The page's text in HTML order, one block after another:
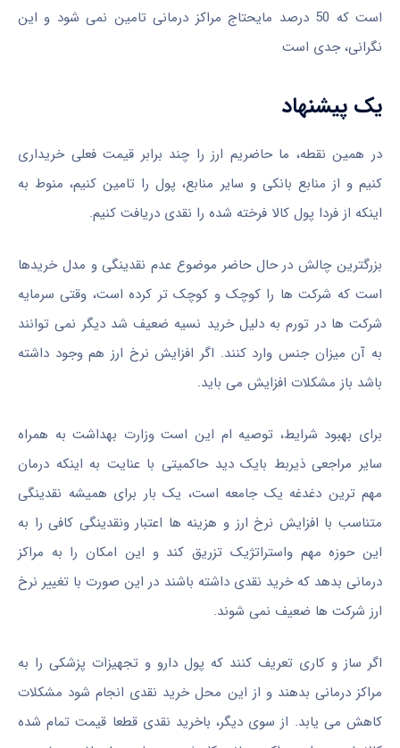
است که 50 درصد مایحتاج مراکز درمانی تامین نمی شود و این
نگرانی، جدی است
یک پیشنهاد
در همین نقطه، ما حاضریم ارز را چند برابر قیمت فعلی خریداری
کنیم و از منابع بانکی و سایر منابع، پول را تامین کنیم، منوط به
اینکه از فردا پول کالا فرخته شده را نقدی دریافت کنیم.
بزرگترین چالش در حال حاضر موضوع عدم نقدینگی و مدل خریدها
است که شرکت ها را کوچک و کوچک تر کرده است، وقتی سرمایه
شرکت ها در تورم به دلیل خرید نسیه ضعیف شد دیگر نمی توانند
به آن میزان جنس وارد کنند. اگر افزایش نرخ ارز هم وجود داشته
باشد باز مشکلات افزایش می باید.
برای بهبود شرایط، توصیه ام این است وزارت بهداشت به همراه
سایر مراجعی ذیربط بایک دید حاکمیتی با عنایت به اینکه درمان
مهم ترین دغدغه یک جامعه است، یک بار برای همیشه نقدینگی
متناسب با افزایش نرخ ارز و هزینه ها اعتبار ونقدینگی کافی را به
این حوزه مهم واستراتژیک تزریق کند و این امکان را به مراکز
درمانی بدهد که خرید نقدی داشته باشند در این صورت با تغییر نرخ
ارز شرکت ها ضعیف نمی شوند.
اگر ساز و کاری تعریف کنند که پول دارو و تجهیزات پزشکی را به
مراکز درمانی بدهند و از این محل خرید نقدی انجام شود مشکلات
کاهش می یابد. از سوی دیگر، باخرید نقدی قطعا قیمت تمام شده